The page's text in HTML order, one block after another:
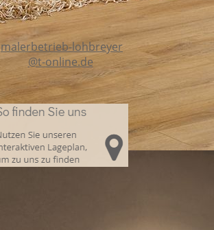
malerbetrieb-lohbreyer
@t-online.de